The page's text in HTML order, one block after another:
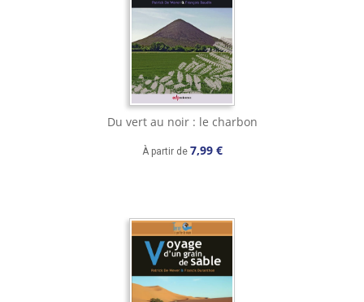
Du vert au noir : le charbon
À partir de 7,99 €